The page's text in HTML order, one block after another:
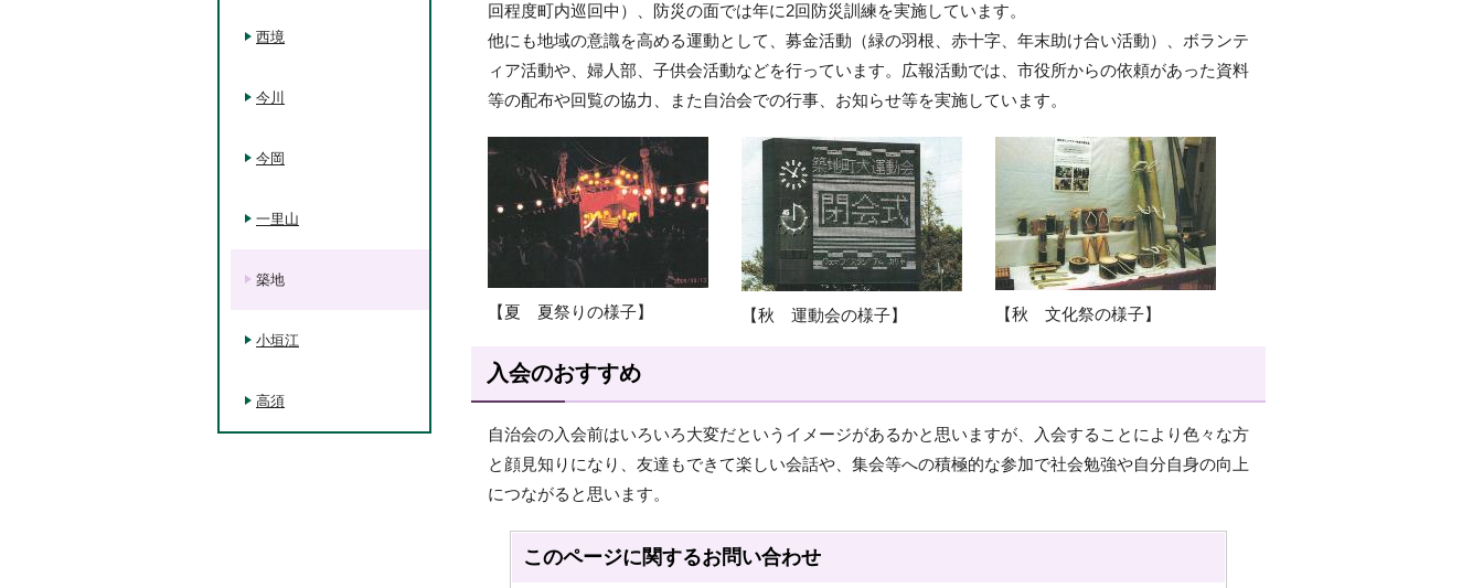
回程度町内巡回中）、防災の面では年に2回防災訓練を実施しています。
他にも地域の意識を高める運動として、募金活動（緑の羽根、赤十字、年末助け合い活動）、ボランテ
ィア活動や、婦人部、子供会活動などを行っています。広報活動では、市役所からの依頼があった資料
等の配布や回覧の協力、また自治会での行事、お知らせ等を実施しています。
【夏 夏祭りの様子】 【秋 運動会の様子】 【秋 文化祭の様子】
入会のおすすめ
自治会の入会前はいろいろ大変だというイメージがあるかと思いますが、入会することにより色々な方
と顔見知りになり、友達もできて楽しい会話や、集会等への積極的な参加で社会勉強や自分自身の向上
につながると思います。
このページに関するお問い合わせ
西境
今川
今岡
一里山
築地
小垣江
高須